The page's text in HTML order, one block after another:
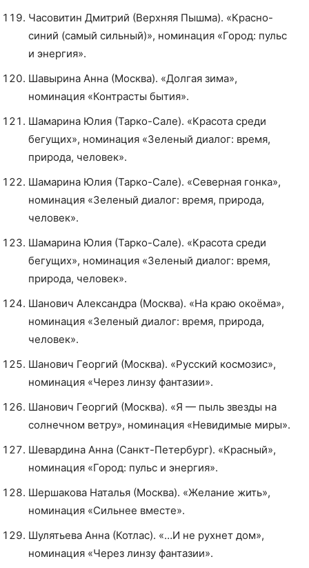
Часовитин Дмитрий (Верхняя Пышма). «Красно-
синий (самый сильный)», номинация «Город: пульс
и энергия».
Шавырина Анна (Москва). «Долгая зима»,
номинация «Контрасты бытия».
Шамарина Юлия (Тарко-Сале). «Красота среди
бегущих», номинация «Зеленый диалог: время,
природа, человек».
Шамарина Юлия (Тарко-Сале). «Северная гонка»,
номинация «Зеленый диалог: время, природа,
человек».
Шамарина Юлия (Тарко-Сале). «Красота среди
бегущих», номинация «Зеленый диалог: время,
природа, человек».
Шанович Александра (Москва). «На краю окоёма»,
номинация «Зеленый диалог: время, природа,
человек».
Шанович Георгий (Москва). «Русский космозис»,
номинация «Через линзу фантазии».
Шанович Георгий (Москва). «Я — пыль звезды на
солнечном ветру», номинация «Невидимые миры».
Шевардина Анна (Санкт-Петербург). «Красный»,
номинация «Город: пульс и энергия».
Шершакова Наталья (Москва). «Желание жить»,
номинация «Сильнее вместе».
Шулятьева Анна (Котлас). «…И не рухнет дом»,
номинация «Через линзу фантазии».